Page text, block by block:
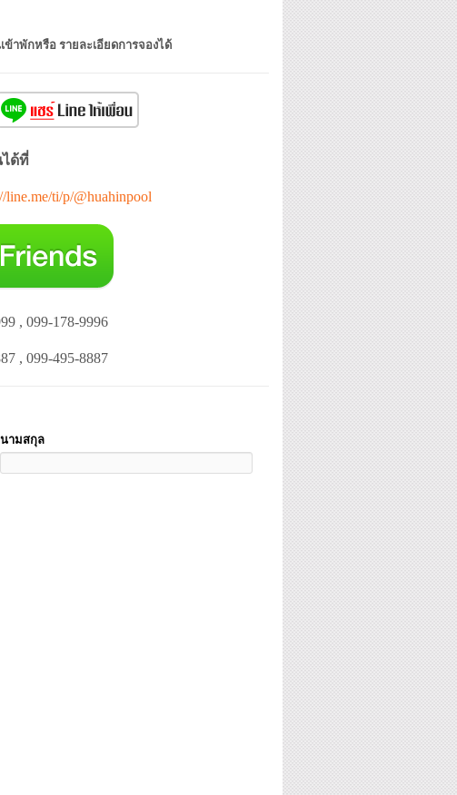
ข้าพักหรือ รายละเอียดการจองได้
ด้ที่
line.me/ti/p/@huahinpool
, 099-178-9996
, 099-495-8887
นามสกุล